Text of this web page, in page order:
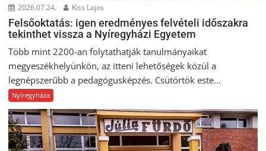
2026.07.24. Kiss Lajos
Felsőoktatás: igen eredményes felvételi időszakra
tekinthet vissza a Nyíregyházi Egyetem
Több mint 2200-an folytathatják tanulmányaikat
megyeszékhelyünkön, az itteni lehetőségek közül a
legnépszerűbb a pedagógusképzés. Csütörtök este...
Nyíregyháza